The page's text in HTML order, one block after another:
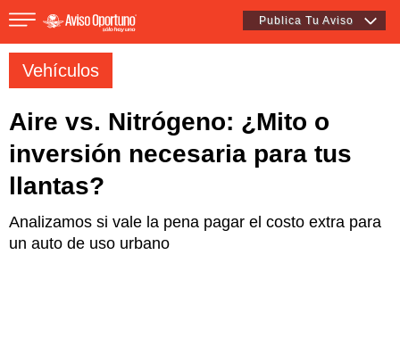
Inmuebles
Vehículos
Publica Tu Aviso
Vehículos
Aire vs. Nitrógeno: ¿Mito o
inversión necesaria para tus
llantas?
Analizamos si vale la pena pagar el costo extra para
un auto de uso urbano